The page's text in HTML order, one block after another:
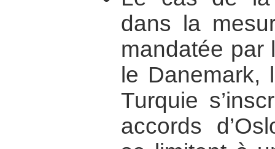
dans la
mandatée par
le Danemark,
Turquie
accords